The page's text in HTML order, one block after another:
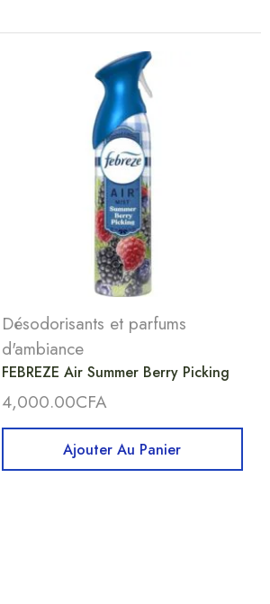
Désodorisants et parfums
d'ambiance
FEBREZE Air Summer Berry Picking
4,000.00CFA
Ajouter Au Panier